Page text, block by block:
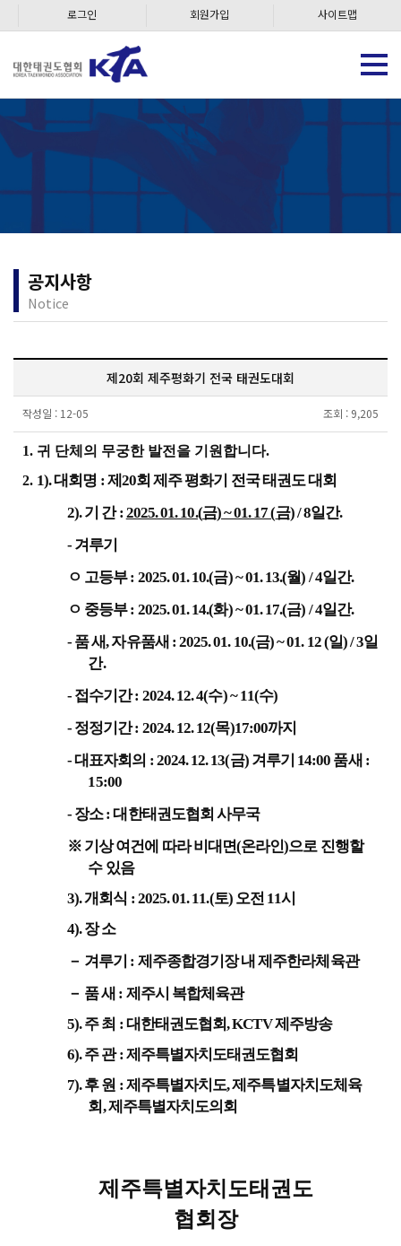
로그인 회원가입 사이트맵
공지사항
Notice
제20회 제주평화기 전국 태권도대회
작성일 : 12-05 조회 : 9,205
1. 귀 단체의 무궁한 발전을 기원합니다.
2. 1).대회명 : 제 20회 제주 평화기 전국 태권도 대회
2).기 간: 2025. 01. 10.(금) ~ 01. 17 (금)/ 8일간.
- 겨루기
ㅇ 고등부: 2025. 01. 10.(금) ~ 01. 13.(월) / 4일간.
ㅇ 중등부: 2025. 01. 14.(화) ~ 01. 17.(금) / 4일간.
- 품 새,자유품새 : 2025. 01. 10.(금) ~ 01. 12 (일) / 3일
간.
- 접수기간: 2024. 12. 4(수) ~ 11(수)
- 정정기간: 2024. 12. 12(목)17:00까지
-대표자회의 : 2024. 12. 13(금) 겨루기 14:00 품새 :
15:00
- 장소:대한태권도협회 사무국
※ 기상 여건에 따라 비대면(온라인)으로 진행할
수 있음
3).개회식 : 2025. 01. 11.(토) 오전 11시
4).장 소
－ 겨루기 : 제주종합경기장 내 제주한라체육관
－ 품 새 : 제주시 복합체육관
5).주 최 : 대한태권도협회, KCTV제주방송
6).주 관: 제주특별자치도태권도협회
7).후 원 : 제주특별자치도,제주특별자치도체육
회 ,제주특별자치도의회
제주특별자치도태권도
협회장